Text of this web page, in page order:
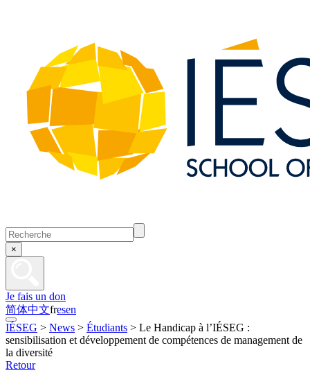
×
Je fais un don
简体中文fresen
IÉSEG > News > Étudiants > Le Handicap à l’IÉSEG :
sensibilisation et développement de compétences de management de
la diversité
Retour